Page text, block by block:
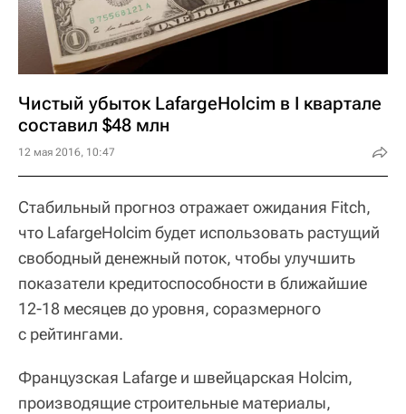
Чистый убыток LafargeHolcim в I квартале
составил $48 млн
12 мая 2016, 10:47
Стабильный прогноз отражает ожидания Fitch,
что LafargeHolcim будет использовать растущий
свободный денежный поток, чтобы улучшить
показатели кредитоспособности в ближайшие
12-18 месяцев до уровня, соразмерного
с рейтингами.
Французская Lafarge и швейцарская Holcim,
производящие строительные материалы,